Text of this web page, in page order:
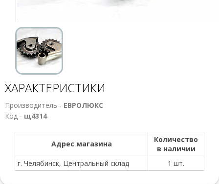
ХАРАКТЕРИСТИКИ
Производитель - ЕВРОЛЮКС
Код - щ4314
Адрес магазина
Количество
в наличии
г. Челябинск, Центральный склад
1 шт.